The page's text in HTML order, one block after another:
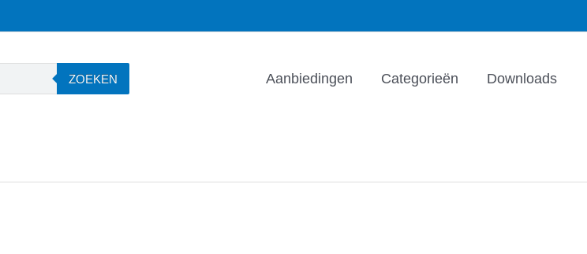
ZOEKEN Aanbiedingen Categorieën Downloads